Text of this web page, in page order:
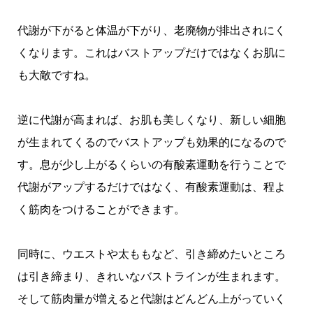
代謝が下がると体温が下がり、老廃物が排出されにく
くなります。
これはバストアップだけではなくお肌に
も大敵ですね。
逆に代謝が高まれば、お肌も美しくなり、新しい細胞
が生まれてくるのでバストアップも効果的になるので
す。息が少し上がるくらいの有酸素運動を行うことで
代謝がアップするだけではなく、有酸素運動は、程よ
く筋肉をつけることができます。
同時に、ウエストや太ももなど、引き締めたいところ
は引き締まり、きれいなバストラインが生まれます。
そして筋肉量が増えると代謝はどんどん上がっていく